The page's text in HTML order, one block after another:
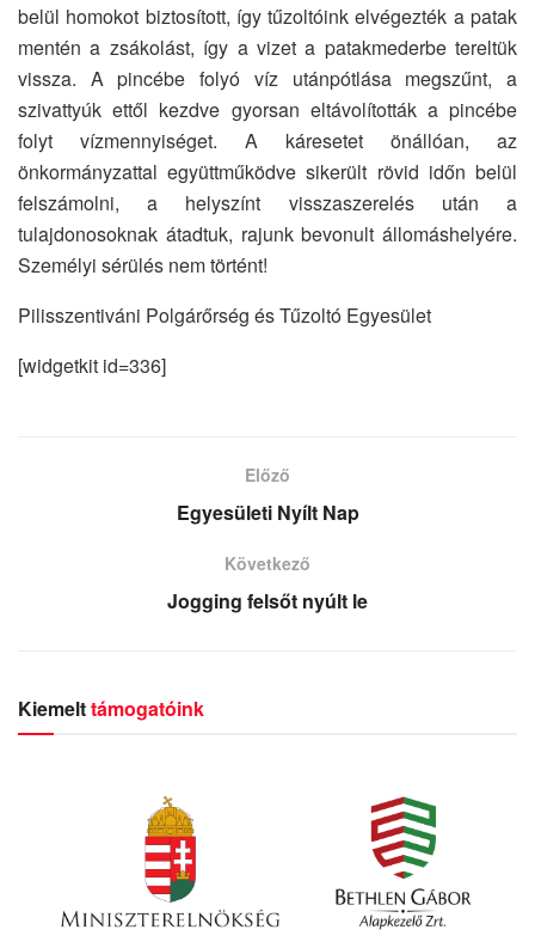
belül homokot biztosított, így tűzoltóink elvégezték a patak
mentén a zsákolást, így a vizet a patakmederbe tereltük
vissza. A pincébe folyó víz utánpótlása megszűnt, a
szivattyúk ettől kezdve gyorsan eltávolították a pincébe
folyt vízmennyiséget. A káresetet önállóan, az
önkormányzattal együttműködve sikerült rövid időn belül
felszámolni, a helyszínt visszaszerelés után a
tulajdonosoknak átadtuk, rajunk bevonult állomáshelyére.
Személyi sérülés nem történt!
Pilisszentiváni Polgárőrség és Tűzoltó Egyesület
[widgetkit id=336]
Előző
Egyesületi Nyílt Nap
Következő
Jogging felsőt nyúlt le
Kiemelttámogatóink